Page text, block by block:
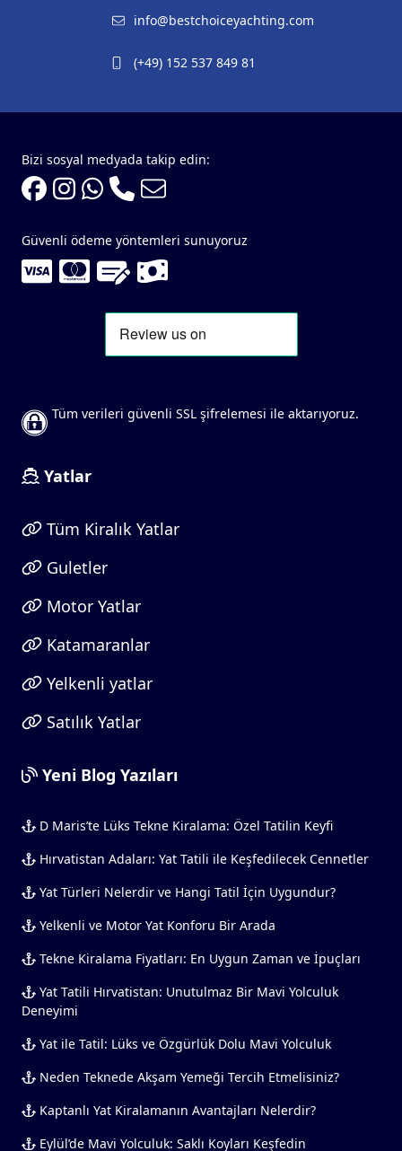
info@bestchoiceyachting.com
(+49) 152 537 849 81
Bizi sosyal medyada takip edin:
Güvenli ödeme yöntemleri sunuyoruz
Tüm verileri güvenli SSL şifrelemesi ile aktarıyoruz.
Yatlar
Tüm Kiralık Yatlar
Guletler
Motor Yatlar
Katamaranlar
Yelkenli yatlar
Satılık Yatlar
Yeni Blog Yazıları
D Maris’te Lüks Tekne Kiralama: Özel Tatilin Keyfi
Hırvatistan Adaları: Yat Tatili ile Keşfedilecek Cennetler
Yat Türleri Nelerdir ve Hangi Tatil İçin Uygundur?
Yelkenli ve Motor Yat Konforu Bir Arada
Tekne Kiralama Fiyatları: En Uygun Zaman ve İpuçları
Yat Tatili Hırvatistan: Unutulmaz Bir Mavi Yolculuk
Deneyimi
Yat ile Tatil: Lüks ve Özgürlük Dolu Mavi Yolculuk
Neden Teknede Akşam Yemeği Tercih Etmelisiniz?
Kaptanlı Yat Kiralamanın Avantajları Nelerdir?
Eylül’de Mavi Yolculuk: Saklı Koyları Keşfedin